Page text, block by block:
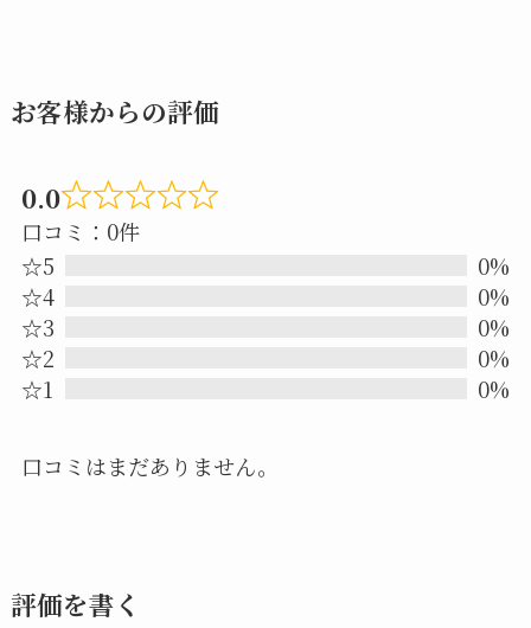
お客様からの評価
0.0
Rated
口コミ：0件
☆5
0%
☆4
0%
☆3
0%
☆2
0%
☆1
0%
口コミはまだありません。
評価を書く